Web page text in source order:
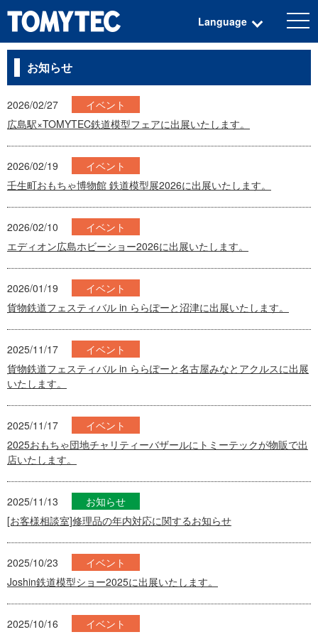
Language
お知らせ
2026/02/27
イベント
広島駅×TOMYTEC鉄道模型フェアに出展いたします。
2026/02/19
イベント
壬生町おもちゃ博物館 鉄道模型展2026に出展いたします。
2026/02/10
イベント
エディオン広島ホビーショー2026に出展いたします。
2026/01/19
イベント
貨物鉄道フェスティバル in ららぽーと沼津に出展いたします。
2025/11/17
イベント
貨物鉄道フェスティバル in ららぽーと名古屋みなとアクルスに出展
いたします。
2025/11/17
イベント
2025おもちゃ団地チャリティーバザールにトミーテックが物販で出
店いたします。
2025/11/13
お知らせ
[お客様相談室]修理品の年内対応に関するお知らせ
2025/10/23
イベント
Joshin鉄道模型ショー2025に出展いたします。
2025/10/16
イベント